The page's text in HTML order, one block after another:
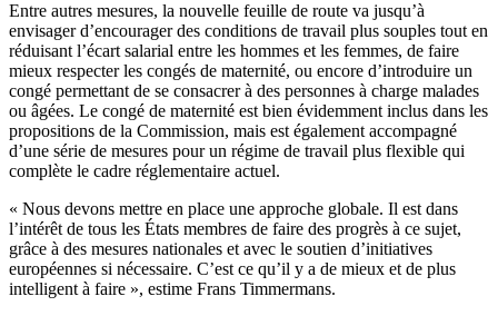
Entre autres mesures, la nouvelle feuille de route va jusqu’à
envisager d’encourager des conditions de travail plus souples tout en
réduisant l’écart salarial entre les hommes et les femmes, de faire
mieux respecter les congés de maternité, ou encore d’introduire un
congé permettant de se consacrer à des personnes à charge malades
ou âgées. Le congé de maternité est bien évidemment inclus dans les
propositions de la Commission, mais est également accompagné
d’une série de mesures pour un régime de travail plus flexible qui
complète le cadre réglementaire actuel.
« Nous devons mettre en place une approche globale. Il est dans
l’intérêt de tous les États membres de faire des progrès à ce sujet,
grâce à des mesures nationales et avec le soutien d’initiatives
européennes si nécessaire. C’est ce qu’il y a de mieux et de plus
intelligent à faire », estime Frans Timmermans.